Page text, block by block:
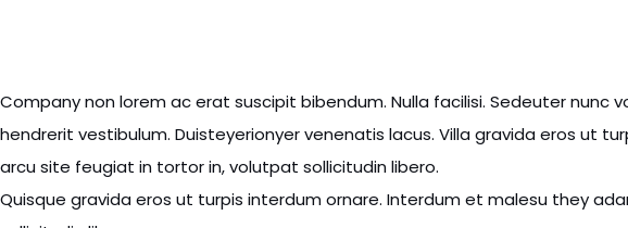
Company non lorem ac erat suscipit bibendum. Nulla facilisi. Sedeuter
hendrerit vestibulum. Duisteyerionyer venenatis lacus. Villa gravida eros ut
arcu site feugiat in tortor in, volutpat sollicitudin libero.
Quisque gravida eros ut turpis interdum ornare. Interdum et malesu they